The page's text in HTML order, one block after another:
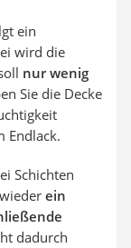
ein
wird die
nur wenig
Sie die Decke
Endlack.
Schichten
ein
dadurch